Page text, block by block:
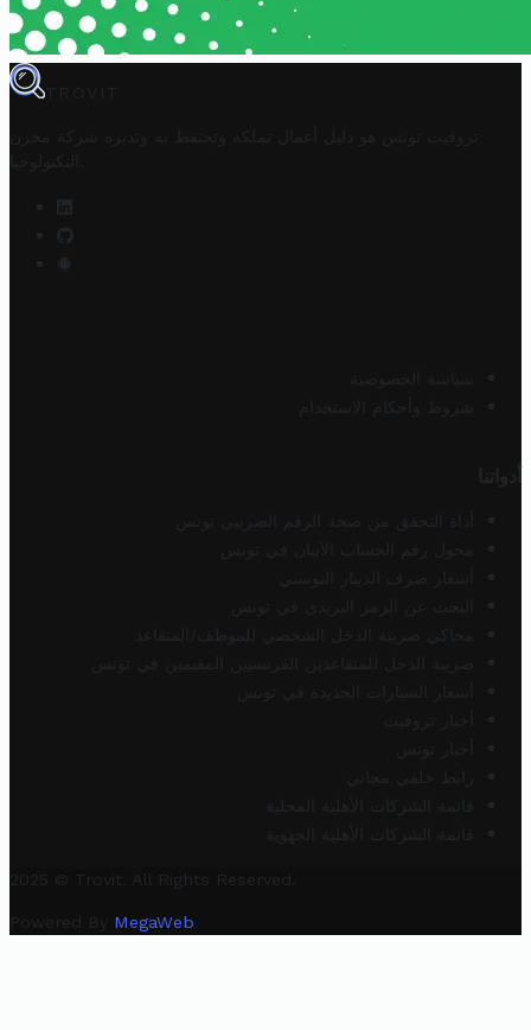
TROVIT
تروفيت تونس هو دليل أعمال تملكه وتحتفظ به وتديره
شركة مخزن
التكنولوجيا
سياسة الخصوصية
شروط وأحكام الاستخدام
أدواتنا
أداة التحقق من صحة الرقم الضريبي تونس
محول رقم الحساب الآيبان في تونس
أسعار صرف الدينار التونسي
البحث عن الرمز البريدي في تونس
محاكي ضريبة الدخل الشخصي للموظف/المتقاعد
ضريبة الدخل للمتقاعدين الفرنسيين المقيمين في تونس
أسعار السيارات الجديدة في تونس
أخبار تروفيت
أخبار تونس
رابط خلفي مجاني
قائمة الشركات الأهلية المحلية
قائمة الشركات الأهلية الجهوية
2025 © Trovit. All Rights Reserved.
Powered By MegaWeb